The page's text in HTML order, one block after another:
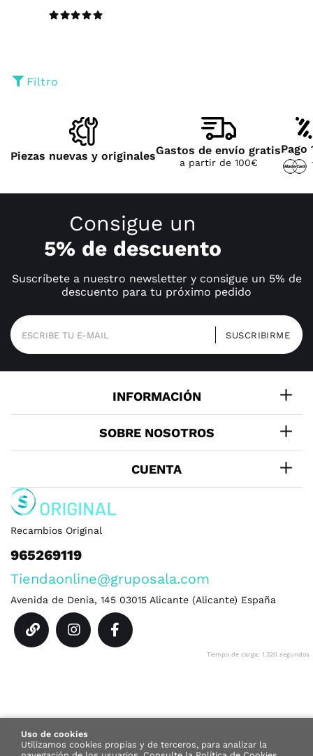
Filtro
Piezas nuevas y originalesGastos de envío gratis
a partir de 100€
Pago
Consigue un
5% de descuento
Suscríbete a nuestro newsletter y consigue un 5% de
descuento para tu próximo pedido
INFORMACIÓN
SOBRE NOSOTROS
CUENTA
Recambios Original
965269119
Tiendaonline@gruposala.com
Avenida de Denia, 145 03015 Alicante (Alicante) España
Tiempo de carga: 1.320 segundos
Uso de cookies
Utilizamos cookies propias y de terceros, para analizar la